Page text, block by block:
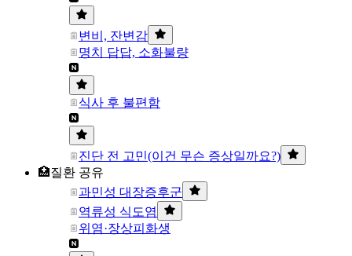
변비, 잔변감
명치 답답, 소화불량
식사 후 불편함
진단 전 고민(이건 무슨 증상일까요?)
🏥질환 공유
과민성 대장증후군
역류성 식도염
위염·장상피화생